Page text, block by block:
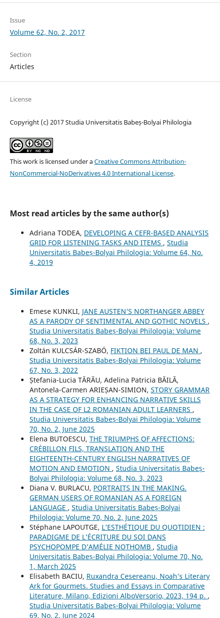
Issue
Volume 62, No. 2, 2017
Section
Articles
License
Copyright (c) 2017 Studia Universitatis Babeș-Bolyai Philologia
This work is licensed under aCreative Commons Attribution-
NonCommercial-NoDerivatives 4.0 International License.
Most read articles by the same author(s)
Adriana TODEA, DEVELOPING A CEFR-BASED ANALYSIS
GRID FOR LISTENING TASKS AND ITEMS , Studia
Universitatis Babeș-Bolyai Philologia: Volume 64, No.
4, 2019
Similar Articles
Emese KUNKLI, JANE AUSTEN’S NORTHANGER ABBEY
AS A PARODY OF SENTIMENTAL AND GOTHIC NOVELS ,
Studia Universitatis Babeș-Bolyai Philologia: Volume
68, No. 3, 2023
Zoltán KULCSÁR-SZABÓ, FIKTION BEI PAUL DE MAN ,
Studia Universitatis Babeș-Bolyai Philologia: Volume
67, No. 3, 2022
Ștefania-Lucia TĂRĂU, Adelina Patricia BĂILĂ,
Antonela-Carmen ARIEȘAN-SIMION, STORY GRAMMAR
AS A STRATEGY FOR ENHANCING NARRATIVE SKILLS
IN THE CASE OF L2 ROMANIAN ADULT LEARNERS ,
Studia Universitatis Babeș-Bolyai Philologia: Volume
70, No. 2, June 2025
Elena BUTOESCU, THE TRIUMPHS OF AFFECTIONS:
CRÉBILLON FILS, TRANSLATION AND THE
EIGHTEENTH-CENTURY ENGLISH NARRATIVES OF
MOTION AND EMOTION , Studia Universitatis Babeș-
Bolyai Philologia: Volume 68, No. 3, 2023
Diana V. BURLACU, PORTRAITS IN THE MAKING.
GERMAN USERS OF ROMANIAN AS A FOREIGN
LANGUAGE , Studia Universitatis Babeș-Bolyai
Philologia: Volume 70, No. 2, June 2025
Stéphane LAPOUTGE, L’ESTHÉTIQUE DU QUOTIDIEN :
PARADIGME DE L’ÉCRITURE DU SOI DANS
PSYCHOPOMPE D’AMÉLIE NOTHOMB , Studia
Universitatis Babeș-Bolyai Philologia: Volume 70, No.
1, March 2025
Elisabeth BACIU, Ruxandra Cesereanu, Noah’s Literary
Ark for Gourmets. Studies and Essays in Comparative
Literature, Milano, Edizioni AlboVersorio, 2023, 194 p. ,
Studia Universitatis Babeș-Bolyai Philologia: Volume
69, No. 2, June 2024